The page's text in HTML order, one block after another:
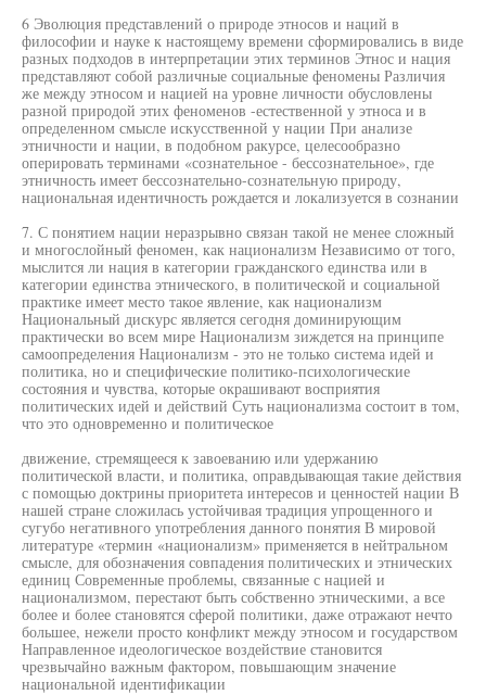
6 Эволюция представлений о природе этносов и наций в
философии и науке к настоящему времени сформировались в виде
разных подходов в интерпретации этих терминов Этнос и нация
представляют собой различные социальные феномены Различия
же между этносом и нацией на уровне личности обусловлены
разной природой этих феноменов -естественной у этноса и в
определенном смысле искусственной у нации При анализе
этничности и нации, в подобном ракурсе, целесообразно
оперировать терминами «сознательное - бессознательное», где
этничность имеет бессознательно-сознательную природу,
национальная идентичность рождается и локализуется в сознании
7. С понятием нации неразрывно связан такой не менее сложный
и многослойный феномен, как национализм Независимо от того,
мыслится ли нация в категории гражданского единства или в
категории единства этнического, в политической и социальной
практике имеет место такое явление, как национализм
Национальный дискурс является сегодня доминирующим
практически во всем мире Национализм зиждется на принципе
самоопределения Национализм - это не только система идей и
политика, но и специфические политико-психологические
состояния и чувства, которые окрашивают восприятия
политических идей и действий Суть национализма состоит в том,
что это одновременно и политическое
движение, стремящееся к завоеванию или удержанию
политической власти, и политика, оправдывающая такие действия
с помощью доктрины приоритета интересов и ценностей нации В
нашей стране сложилась устойчивая традиция упрощенного и
сугубо негативного употребления данного понятия В мировой
литературе «термин «национализм» применяется в нейтральном
смысле, для обозначения совпадения политических и этнических
единиц Современные проблемы, связанные с нацией и
национализмом, перестают быть собственно этническими, а все
более и более становятся сферой политики, даже отражают нечто
большее, нежели просто конфликт между этносом и государством
Направленное идеологическое воздействие становится
чрезвычайно важным фактором, повышающим значение
национальной идентификации